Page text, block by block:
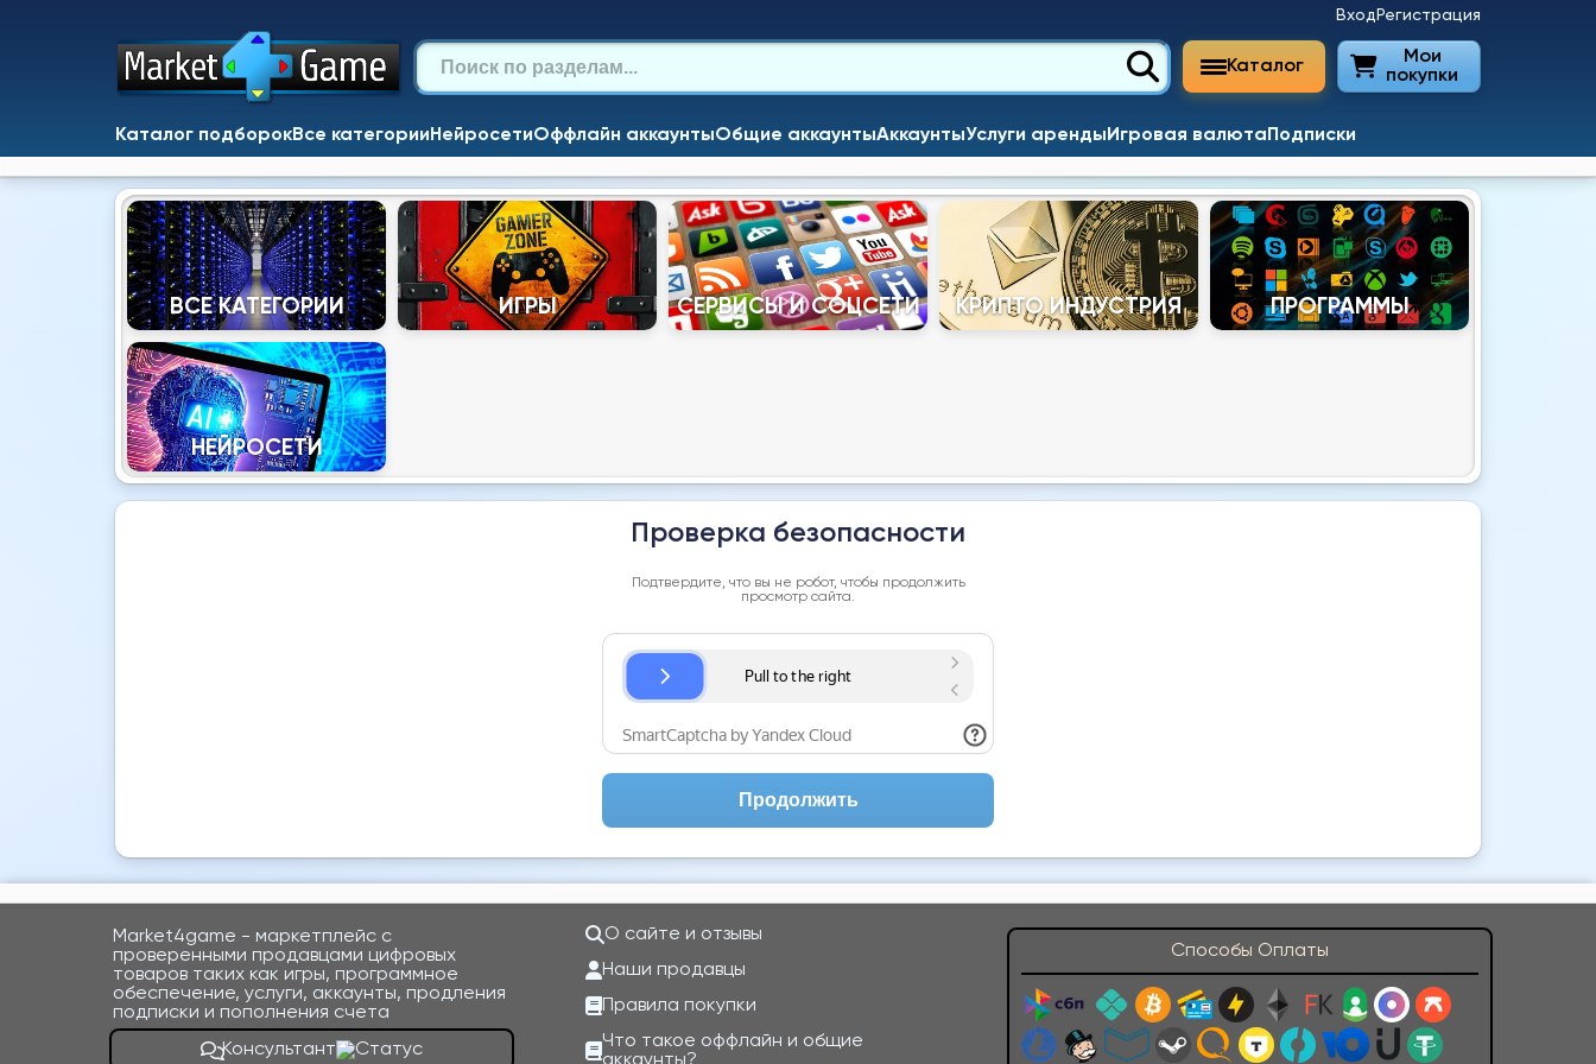
Каталог
Мои
покупки
Вход Регистрация
Каталог подборокВсе категории НейросетиОффлайн аккаунтыОбщие аккаунтыАккаунтыУслуги арендыИгровая валюта Подписки
ВСЕ КАТЕГОРИИ ИГРЫ СЕРВИСЫ И СОЦСЕТИ КРИПТО ИНДУСТРИЯ ПРОГРАММЫ
НЕЙРОСЕТИ
Проверка безопасности
Подтвердите, что вы не робот, чтобы продолжить
просмотр сайта.
Продолжить
Market4game - маркетплейс с
проверенными продавцами цифровых
товаров таких как игры, программное
обеспечение, услуги, аккаунты, продления
подписки и пополнения счета
Консультант
О сайте и отзывы
Наши продавцы
Правила покупки
Что такое оффлайн и общие
Способы Оплаты